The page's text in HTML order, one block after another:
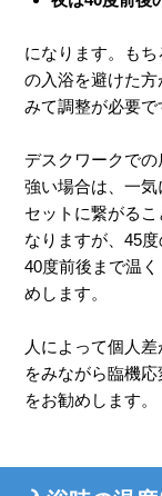
になります。も
の入浴を避けた
みて調整が必要で
デスクワークで
強い場合は、一
セットに繋がる
なりますが、45
40度前後まで温
めします。
人によって個人
をみながら臨機
をお勧めします。